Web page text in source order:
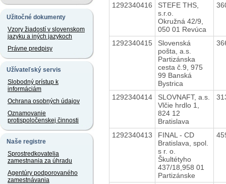
Užitočné dokumenty
Vzory žiadostí v slovenskom
jazyku a iných jazykoch
Právne predpisy
Užívateľský servis
Slobodný prístup k
informáciám
Ochrana osobných údajov
Oznamovanie
protispoločenskej činnosti
Naše registre
Sprostredkovatelia
zamestnania za úhradu
Agentúry podporovaného
zamestnávania
1292340416
STEFE THS,
s.r.o.
Okružná 42/9,
050 01 Revúca
1292340415
Slovenská
pošta, a.s.
Partizánska
cesta č.9, 975
99 Banská
Bystrica
1292340414
SLOVNAFT, a.s.
Vlčie hrdlo 1,
824 12
Bratislava
1292340413
FINAL - CD
Bratislava, spol.
s r. o.
Škultétyho
437/18,958 01
Partizánske